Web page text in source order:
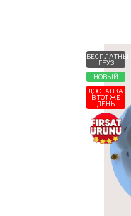
БЕСПЛАТНЫЙ
ГРУЗ
НОВЫЙ
ДОСТАВКА
В ТОТ ЖЕ
ДЕНЬ